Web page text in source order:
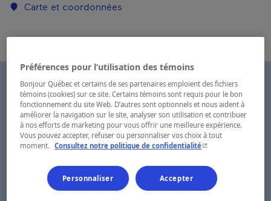
Carte et coordonnées
Préférences pour l’utilisation des témoins
Bonjour Québec et certains de ses partenaires emploient des fichiers
témoins (cookies) sur ce site. Certains témoins sont requis pour le bon
fonctionnement du site Web. D’autres sont optionnels et nous aident à
améliorer la navigation sur le site, analyser son utilisation et contribuer
à nos efforts de marketing pour vous offrir une meilleure expérience.
Vous pouvez accepter, refuser ou personnaliser vos choix à tout
moment.
Consultez notre politique de confidentialité- Cet hyperlien
Personnaliser Accepter